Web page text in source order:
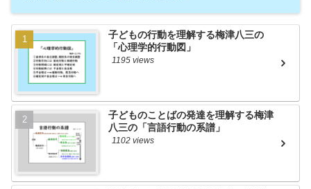
子どもの行動を理解する梅津八三の
「心理学的行動図」
1195 views
子どものことばの発達を理解する梅津
八三の「言語行動の系譜」
1102 views